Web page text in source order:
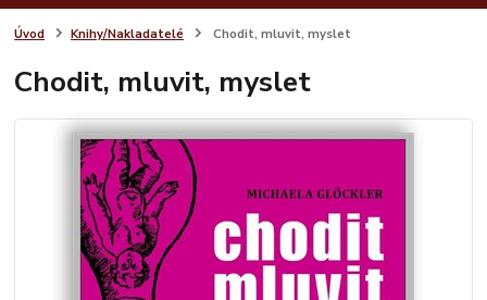
Úvod Knihy/Nakladatelé Chodit, mluvit, myslet
Chodit, mluvit, myslet